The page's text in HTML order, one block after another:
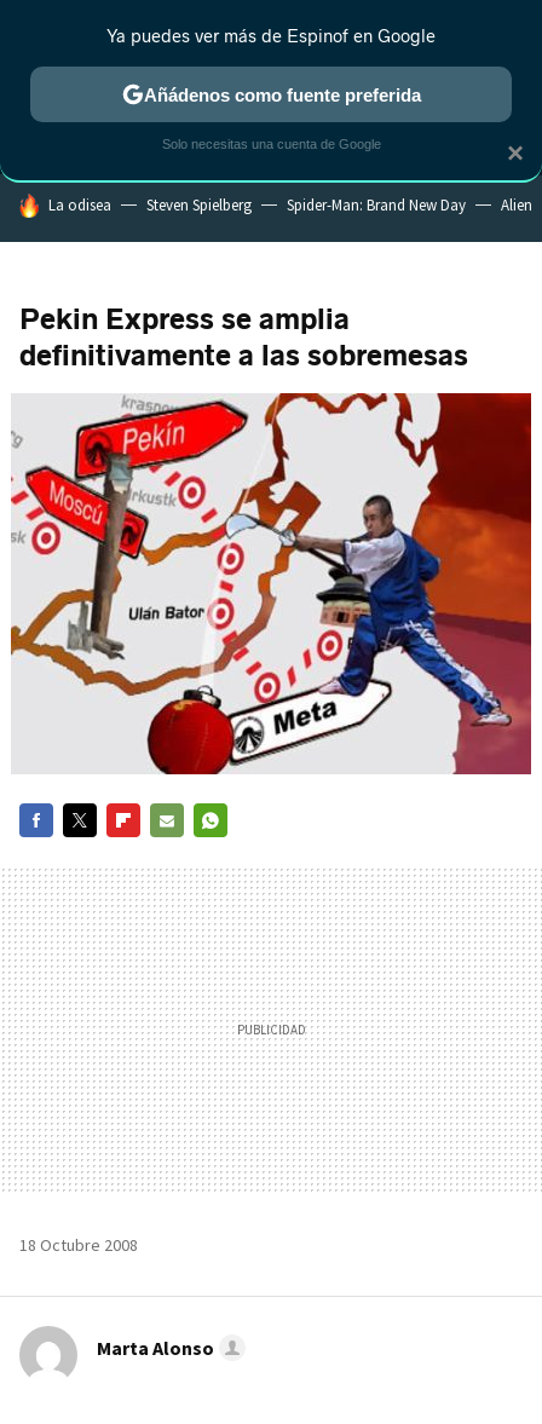
MENÚ NUEVO
ESTRENOS REALITY ANIME RANKINGS CINE
HOY SE HABLA DE
La odisea Steven Spielberg Spider-Man: Brand New Day Alien
Pekin Express se amplia
definitivamente a las sobremesas
MAIL
18 Octubre 2008
Marta Alonso
×
Ya puedes ver más de Espinof en Google
Añádenos como fuente preferida
Solo necesitas una cuenta de Google